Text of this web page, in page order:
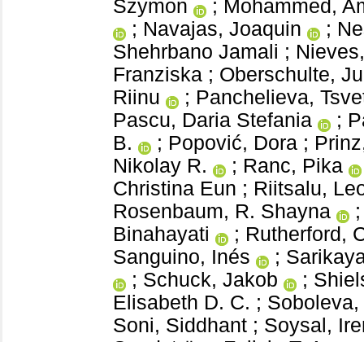
Szymon
; Mohammed,
; Navajas, Joaquin ;
Shehrbano Jamali ;
Franziska ; Oberschulte,
Riinu
; Panchelieva,
Pascu, Daria Stefania
;
B.
; Popović, Dora ;
Nikolay R.
; Ranc, Pika
Christina Eun ; Riitsalu,
Rosenbaum, R. Shayna
Binahayati
; Rutherford,
Sanguino, Inés
;
; Schuck, Jakob ;
Elisabeth D. C. ; Soboleva,
Soni, Siddhant ; Soysal,